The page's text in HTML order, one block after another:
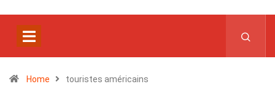
Home touristes américains